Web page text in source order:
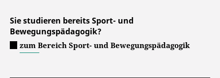
Sie studieren bereits Sport- und
Bewegungspädagogik?
zum Bereich Sport- und Bewegungspädagogik